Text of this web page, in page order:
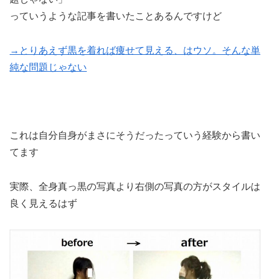
っていうような記事を書いたことあるんですけど
→とりあえず黒を着れば痩せて見える、はウソ。そんな単
純な問題じゃない
これは自分自身がまさにそうだったっていう経験から書い
てます
実際、全身真っ黒の写真より右側の写真の方がスタイルは
良く見えるはず